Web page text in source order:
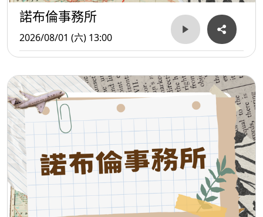
諾布倫事務所
2026/08/01 (六) 13:00